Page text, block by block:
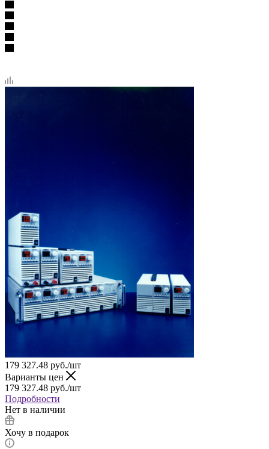
179 327.48 руб./шт
Варианты цен
179 327.48 руб./шт
Подробности
Нет в наличии
Хочу в подарок